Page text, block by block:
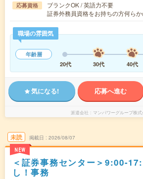
応募資格
ブランクOK / 英語力不要
証券外務員資格をお持ちの方何ら
職場の雰囲気
年齢層
20代
30代 40代
気になる! 応募へ進む
派遣会社 マンパワーグループ株式
未読
NEW
掲載日 2026/08/07
＜証券事務センター＞9:00-
し！事務